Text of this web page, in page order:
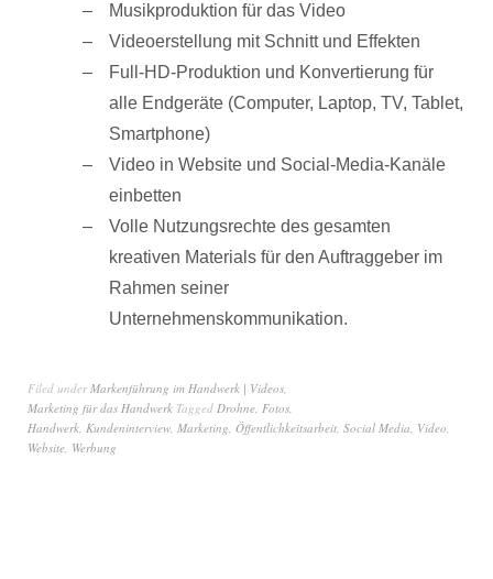
Musikproduktion für das Video
Videoerstellung mit Schnitt und Effekten
Full-HD-Produktion und Konvertierung für
alle Endgeräte (Computer, Laptop, TV, Tablet,
Smartphone)
Video in Website und Social-Media-Kanäle
einbetten
Volle Nutzungsrechte des gesamten
kreativen Materials für den Auftraggeber im
Rahmen seiner
Unternehmenskommunikation.
Filed underMarkenführung im Handwerk | Videos,
Marketing für das Handwerk Tagged Drohne, Fotos,
Handwerk, Kundeninterview, Marketing, Öffentlichkeitsarbeit, Social Media, Video,
Website, Werbung